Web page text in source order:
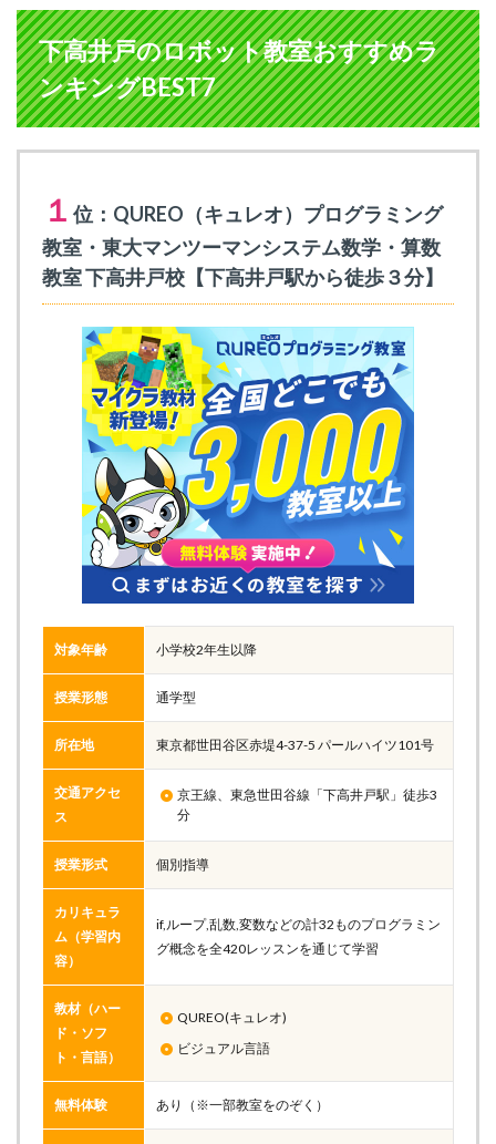
下高井戸のロボット教室おすすめラ
ンキングBEST7
１ 位：QUREO（キュレオ）プログラミング
教室・東大マンツーマンシステム数学・算数
教室 下高井戸校【下高井戸駅から徒歩３分】
対象年齢 小学校2年生以降
授業形態 通学型
所在地 東京都世田谷区赤堤4-37-5 パールハイツ101号
交通アクセ
ス
京王線、東急世田谷線「下高井戸駅」徒歩3
分
授業形式 個別指導
カリキュラ
ム（学習内
容）
if,ループ,乱数,変数などの計32ものプログラミン
グ概念を全420レッスンを通じて学習
教材（ハー
ド・ソフ
ト・言語）
QUREO(キュレオ)
ビジュアル言語
無料体験 あり（※一部教室をのぞく）